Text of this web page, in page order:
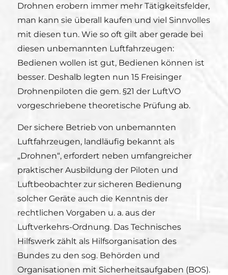
Drohnen erobern immer mehr Tätigkeitsfelder,
man kann sie überall kaufen und viel Sinnvolles
mit diesen tun. Wie so oft gilt aber gerade bei
diesen unbemannten Luftfahrzeugen:
Bedienen wollen ist gut, Bedienen können ist
besser. Deshalb legten nun 15 Freisinger
Drohnenpiloten die gem. §21 der LuftVO
vorgeschriebene theoretische Prüfung ab.
Der sichere Betrieb von unbemannten
Luftfahrzeugen, landläufig bekannt als
„Drohnen“, erfordert neben umfangreicher
praktischer Ausbildung der Piloten und
Luftbeobachter zur sicheren Bedienung
solcher Geräte auch die Kenntnis der
rechtlichen Vorgaben u. a. aus der
Luftverkehrs-Ordnung. Das Technisches
Hilfswerk zählt als Hilfsorganisation des
Bundes zu den sog. Behörden und
Organisationen mit Sicherheitsaufgaben (BOS).